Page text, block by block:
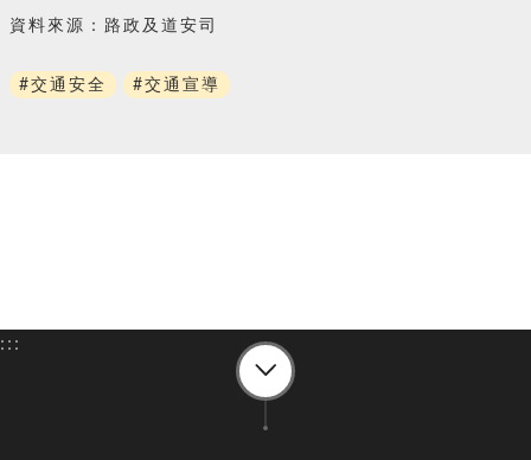
資料來源：路政及道安司
#交通安全 #交通宣導
:::